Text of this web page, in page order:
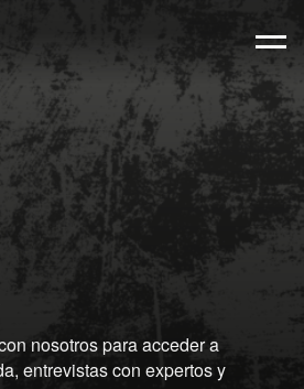
Website
nosotros para acceder a
entrevistas con expertos y